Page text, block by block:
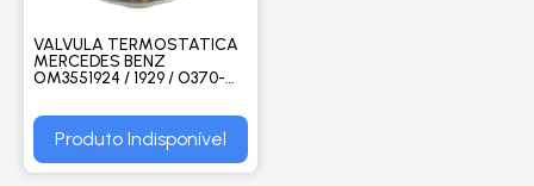
VALVULA TERMOSTATICA
MERCEDES BENZ
OM3551924 / 1929 / O370-
OM355-51519 / 1520 / 1819 /
2219 - M. MARELLI
Produto Indisponível